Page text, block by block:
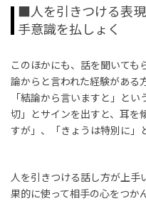
■人を引きつける表
手意識を払しょく
このほかにも、話を聞いても
論からと言われた経験がある
「結論から言いますと」と
切」とサインを出すと、耳を
すが」、「きょうは特別に」
人を引きつける話し方が上
果的に使って相手の心をつか